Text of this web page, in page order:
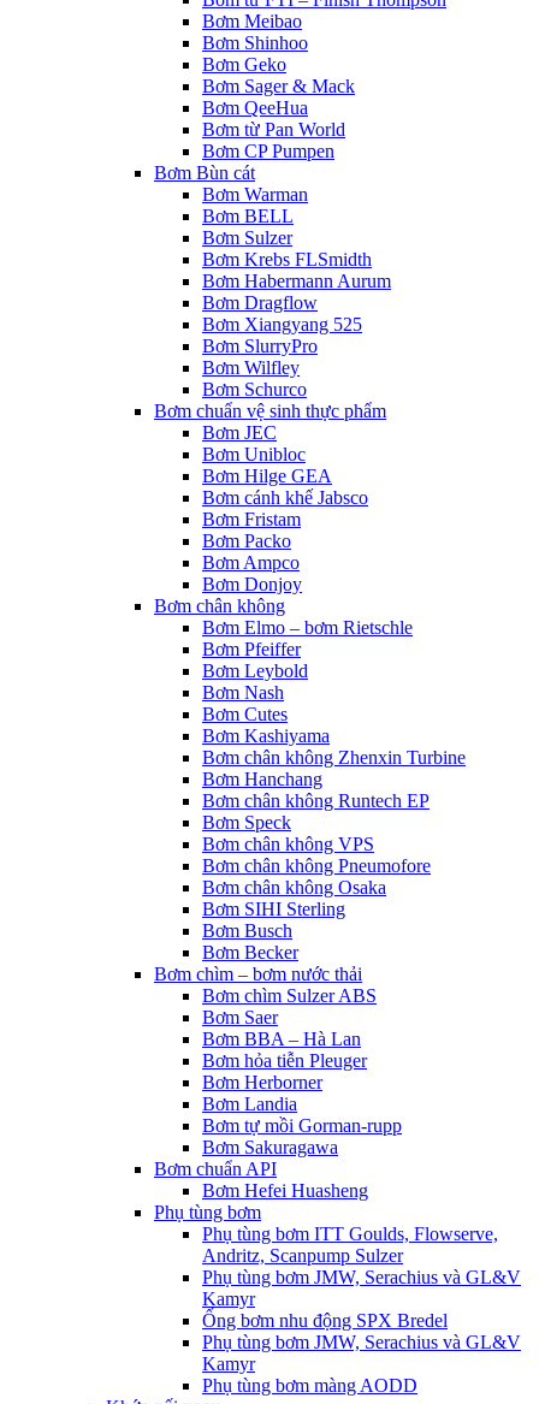
Bơm Meibao
Bơm Shinhoo
Bơm Geko
Bơm Sager & Mack
Bơm QeeHua
Bơm từ Pan World
Bơm CP Pumpen
Bơm Bùn cát
Bơm Warman
Bơm BELL
Bơm Sulzer
Bơm Krebs FLSmidth
Bơm Habermann Aurum
Bơm Dragflow
Bơm Xiangyang 525
Bơm SlurryPro
Bơm Wilfley
Bơm Schurco
Bơm chuẩn vệ sinh thực phẩm
Bơm JEC
Bơm Unibloc
Bơm Hilge GEA
Bơm cánh khế Jabsco
Bơm Fristam
Bơm Packo
Bơm Ampco
Bơm Donjoy
Bơm chân không
Bơm Elmo – bơm Rietschle
Bơm Pfeiffer
Bơm Leybold
Bơm Nash
Bơm Cutes
Bơm Kashiyama
Bơm chân không Zhenxin Turbine
Bơm Hanchang
Bơm chân không Runtech EP
Bơm Speck
Bơm chân không VPS
Bơm chân không Pneumofore
Bơm chân không Osaka
Bơm SIHI Sterling
Bơm Busch
Bơm Becker
Bơm chìm – bơm nước thải
Bơm chìm Sulzer ABS
Bơm Saer
Bơm BBA – Hà Lan
Bơm hỏa tiễn Pleuger
Bơm Herborner
Bơm Landia
Bơm tự mồi Gorman-rupp
Bơm Sakuragawa
Bơm chuẩn API
Bơm Hefei Huasheng
Phụ tùng bơm
Phụ tùng bơm ITT Goulds, Flowserve,
Andritz, Scanpump Sulzer
Phụ tùng bơm JMW, Serachius và GL&V
Kamyr
Ống bơm nhu động SPX Bredel
Phụ tùng bơm JMW, Serachius và GL&V
Kamyr
Phụ tùng bơm màng AODD